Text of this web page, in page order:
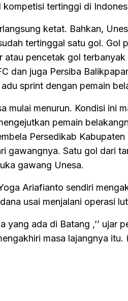
tertinggi di
ketat. Bahkan,
tertinggal satu gol. Gol
atau pencetak gol
dan juga Persiba
sprint dengan pemain
mulai menurun. Kondisi ini
pemain
Persedikab Kabupaten
gawangnya. Satu gol dari
gawang Unesa.
Ariafianto sendiri
usai menjalani operasi
yang ada di Batang ,’’ ujar
masa lajangnya itu.